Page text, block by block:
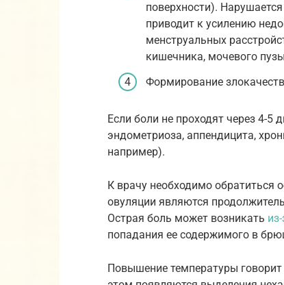
поверхности).
приводит к усилению
менструальных
кишечника, мочевого
Формирование
Если боли не проходят через 4-5
эндометриоза, аппендицита,
например).
К врачу необходимо обратиться
овуляции являются
Острая боль может возникать
попадания ее содержимого в
Повышение температуры говорит